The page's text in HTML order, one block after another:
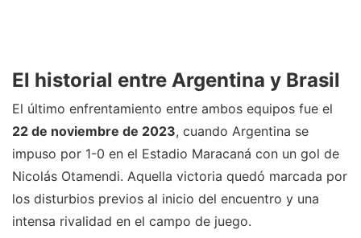
El historial entre Argentina y Brasil
El último enfrentamiento entre ambos equipos fue el
22 de noviembre de 2023, cuando Argentina se
impuso por 1-0 en el Estadio Maracaná con un gol de
Nicolás Otamendi. Aquella victoria quedó marcada por
los disturbios previos al inicio del encuentro y una
intensa rivalidad en el campo de juego.